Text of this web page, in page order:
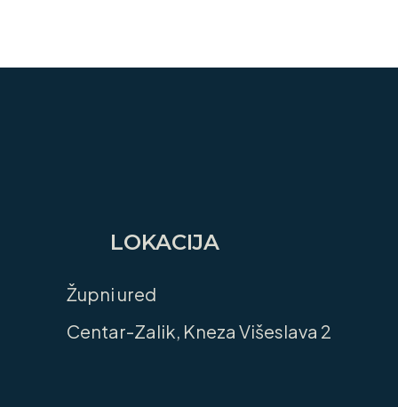
LOKACIJA
Župni ured
Centar-Zalik, Kneza Višeslava 2